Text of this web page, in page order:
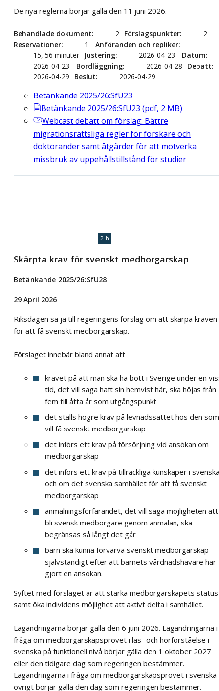
De nya reglerna börjar gälla den 11 juni 2026.
Behandlade dokument 2 Förslagspunkter
2
Reservationer
1
Anföranden och repliker
15, 56 minuter
Justering 2026-04-23
Datum
2026-04-23
Bordläggning 2026-04-28
Debatt
2026-04-29
Beslut 2026-04-29
Betänkande 2025/26:SfU23
Betänkande 2025/26:SfU23 (pdf, 2 MB)
Webcastdebatt om förslag: Bättre
migrationsrättsliga regler för forskare och
doktorander samt åtgärder för att motverka
missbruk av uppehållstillstånd för studier
2 h
Skärpta krav för svenskt medborgarskap
Betänkande 2025/26:SfU28
29 April 2026
Riksdagen sa ja till regeringens förslag om att skärpa kraven
för att få svenskt medborgarskap.
Förslaget innebär bland annat att
kravet på att man ska ha bott i Sverige under en
tid, det vill säga haft sin hemvist här, ska höjas från
fem till åtta år som utgångspunkt
det ställs högre krav på levnadssättet hos den som
vill få svenskt medborgarskap
det införs ett krav på försörjning vid ansökan om
medborgarskap
det införs ett krav på tillräckliga kunskaper i svenska
och om det svenska samhället för att få svenskt
medborgarskap
anmälningsförfarandet, det vill säga möjligheten att
bli svensk medborgare genom anmälan, ska
begränsas så långt det går
barn ska kunna förvärva svenskt medborgarskap
självständigt efter att barnets vårdnadshavare har
gjort en ansökan.
Syftet med förslaget är att stärka medborgarskapets status
samt öka individens möjlighet att aktivt delta i samhället.
Lagändringarna börjar gälla den 6 juni 2026. Lagändringarna i
fråga om medborgarskapsprovet i läs- och hörförståelse i
svenska på funktionell nivå börjar gälla den 1 oktober 2027
eller den tidigare dag som regeringen bestämmer.
Lagändringarna i fråga om medborgarskapsprovet i svenska
övrigt börjar gälla den dag som regeringen bestämmer.